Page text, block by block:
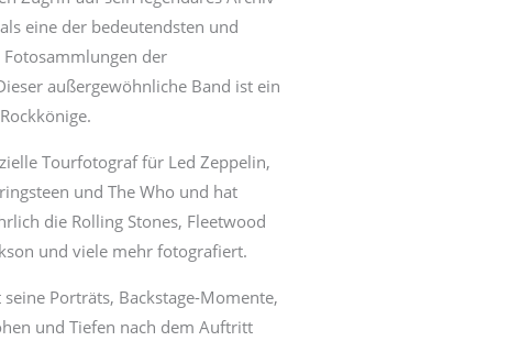
eine der bedeutendsten und
der
außergewöhnliche Band ist ein
Tourfotograf für Led Zeppelin,
und The Who und hat
die Rolling Stones, Fleetwood
und viele mehr fotografiert.
Porträts, Backstage-Momente,
und Tiefen nach dem Auftritt